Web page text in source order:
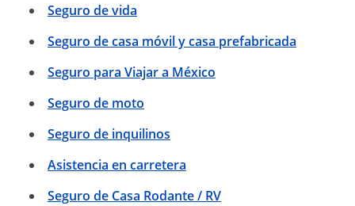
Seguro de vida
Seguro de casa móvil y casa prefabricada
Seguro para Viajar a México
Seguro de moto
Seguro de inquilinos
Asistencia en carretera
Seguro de Casa Rodante / RV